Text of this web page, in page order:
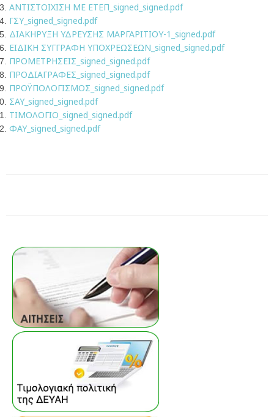
ΑΝΤΙΣΤΟΙΧΙΣΗ ΜΕ ΕΤΕΠ_signed_signed.pdf
ΓΣΥ_signed_signed.pdf
ΔΙΑΚΗΡΥΞΗ ΥΔΡΕΥΣΗΣ ΜΑΡΓΑΡΙΤΙΟΥ-1_signed.pdf
ΕΙΔΙΚΗ ΣΥΓΓΡΑΦΗ ΥΠΟΧΡΕΩΣΕΩΝ_signed_signed.pdf
ΠΡΟΜΕΤΡΗΣΕΙΣ_signed_signed.pdf
ΠΡΟΔΙΑΓΡΑΦΕΣ_signed_signed.pdf
ΠΡΟΫΠΟΛΟΓΙΣΜΟΣ_signed_signed.pdf
ΣΑΥ_signed_signed.pdf
ΤΙΜΟΛΟΓΙΟ_signed_signed.pdf
ΦΑΥ_signed_signed.pdf